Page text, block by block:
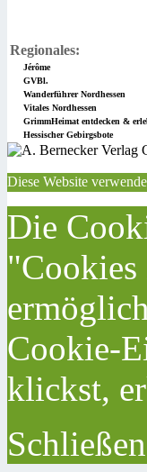
Regionales:
Jérôme
GVBl.
Wanderführer Nordhessen
Vitales Nordhessen
GrimmHeimat entdecken &
Hessischer Gebirgsbote
Diese Website
Die
"Cookies
Cookie-
klickst,
Schließen